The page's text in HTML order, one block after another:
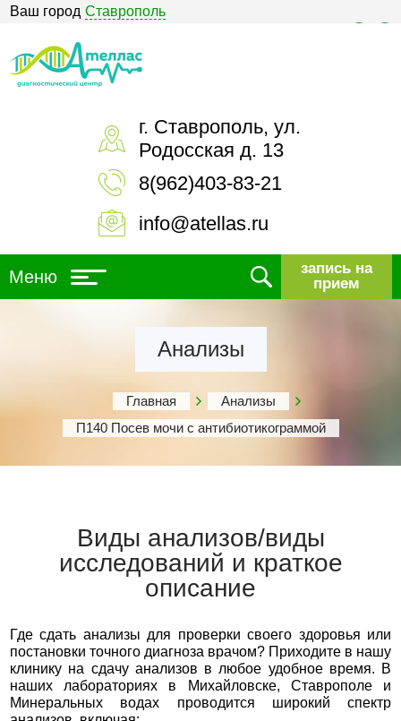
Ваш город Ставрополь
г. Ставрополь, ул.
Родосская д. 13
8(962)403-83-21
info@atellas.ru
Меню
запись на
прием
Анализы
Главная
Анализы
П140 Посев мочи с антибиотикограммой
Виды анализов/виды
исследований и краткое
описание
Где сдать анализы для проверки своего здоровья или
постановки точного диагноза врачом? Приходите в нашу
клинику на сдачу анализов в любое удобное время. В
наших лабораториях в Михайловске, Ставрополе и
Минеральных водах проводится широкий спектр